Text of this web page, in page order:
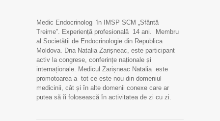
Medic Endocrinolog în IMSP SCM „Sfântă
Treime”. Experiență profesională 14 ani. Membru
al Societății de Endocrinologie din Republica
Moldova. Dna Natalia Zarișneac, este participant
activ la congrese, conferințe naționale și
internaționale. Medicul Zarișneac Natalia este
promotoarea a tot ce este nou din domeniul
medicinii, cât și în alte domenii conexe care ar
putea să îi folosească în activitatea de zi cu zi.